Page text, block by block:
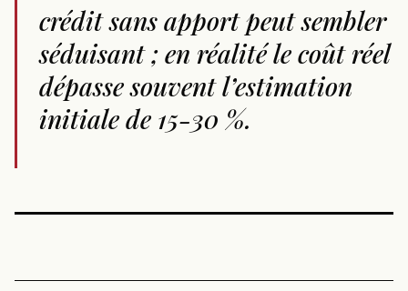
crédit sans apport peut sembler
séduisant ; en réalité le coût réel
dépasse souvent l’estimation
initiale de 15-30 %.